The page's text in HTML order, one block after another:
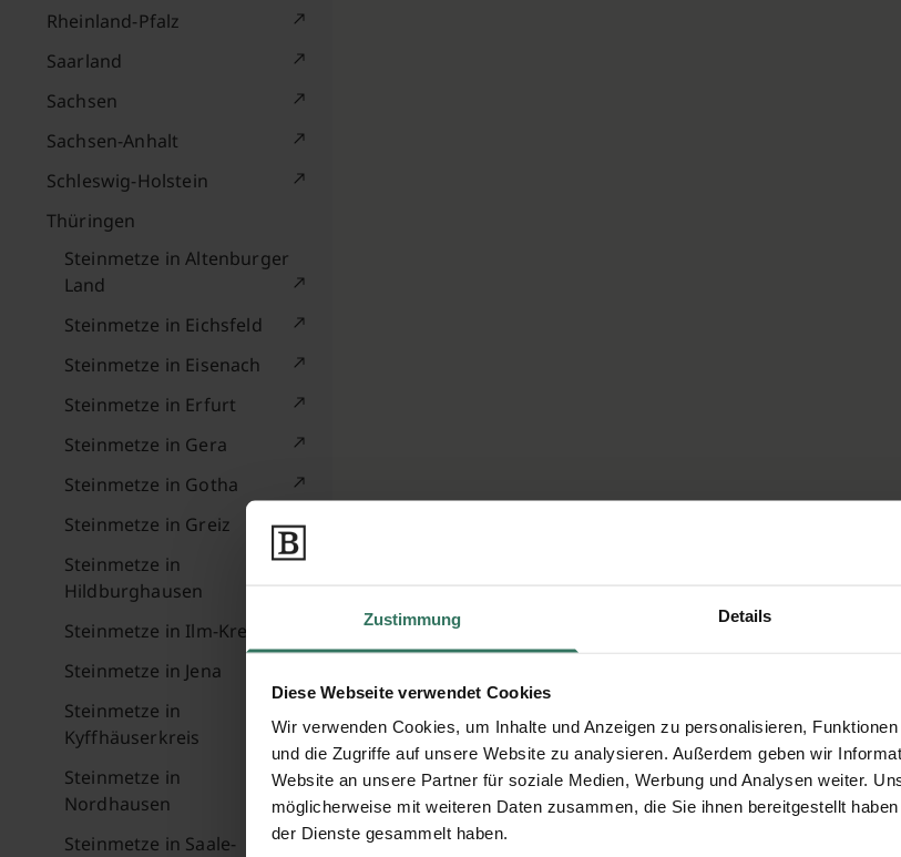
Zustimmung Details
Diese Webseite verwendet Cookies
Wir verwenden Cookies, um Inhalte und Anzeigen zu personalisieren,
und die Zugriffe auf unsere Website zu analysieren. Außerdem geben wir
Website an unsere Partner für soziale Medien, Werbung und Analysen weiter.
möglicherweise mit weiteren Daten zusammen, die Sie ihnen bereitgestellt
der Dienste gesammelt haben.
Rheinland-Pfalz
Saarland
Sachsen
Sachsen-Anhalt
Schleswig-Holstein
Thüringen
Steinmetze in Altenburger
Land
Steinmetze in Eichsfeld
Steinmetze in Eisenach
Steinmetze in Erfurt
Steinmetze in Gera
Steinmetze in Gotha
Steinmetze in Greiz
Steinmetze in
Hildburghausen
Steinmetze in Ilm-Kreis
Steinmetze in Jena
Steinmetze in
Kyffhäuserkreis
Steinmetze in
Nordhausen
Steinmetze in Saale-